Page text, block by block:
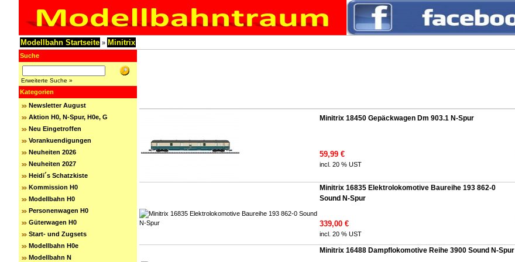
Modellbahn Startseite » Minitrix
Suche
Erweiterte Suche »
Kategorien
Newsletter August
Aktion H0, N-Spur, H0e, G
Neu Eingetroffen
Vorankuendigungen
Neuheiten 2026
Neuheiten 2027
Heidi´s Schatzkiste
Kommission H0
Modellbahn H0
Personenwagen H0
Güterwagen H0
Start- und Zugsets
Modellbahn H0e
Modellbahn N
Minitrix 18450 Gepäckwagen Dm 903.1 N-Spur
59,99 €
incl. 20 % UST
Minitrix 16835 Elektrolokomotive Baureihe 193 862-0
Sound N-Spur
339,00 €
incl. 20 % UST
Minitrix 16488 Dampflokomotive Reihe 3900 Sound N-Spur